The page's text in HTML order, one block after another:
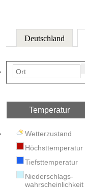
Deutschland
Temperatur
Wetterzustand
Höchsttemperatur
Tiefsttemperatur
Niederschlags-
wahrscheinlichkeit